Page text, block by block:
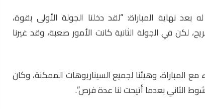
نهاية المباراة: “لقد دخلنا الجولة الأولى بقوة،
لكن في الجولة الثانية كانت الأمور صعبة، وقد غيرنا
المباراة، وهيئنا لجميع السيناريوهات الممكنة، وكان
الثاني بعدما أتيحت لنا عدة فرص”.